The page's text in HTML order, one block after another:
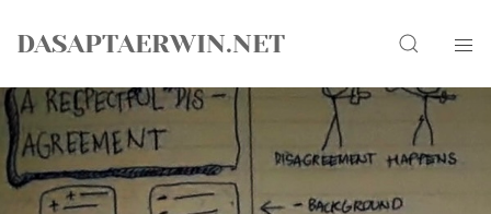
DASAPTAERWIN.NET Search